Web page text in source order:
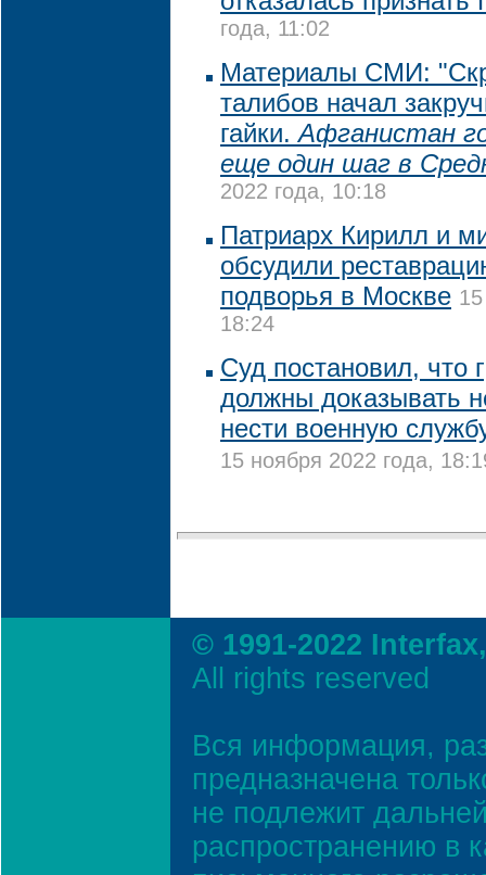
года, 11:02
Материалы СМИ:
талибов начал
гайки. Афганистан
еще один шаг в
2022 года, 10:18
Патриарх Кирилл и
обсудили
подворья в Москве
18:24
Суд постановил, что
должны доказывать
нести военную
15 ноября 2022 года,
© 1991-2022
All rights reserved
Вся информация,
предназначена
не подлежит
распространению в